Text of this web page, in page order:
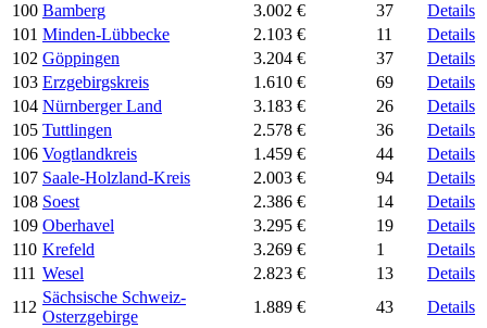
100 Bamberg 3.002 € 37
Details
101 Minden-Lübbecke 2.103 € 11
Details
102 Göppingen 3.204 € 37
Details
103 Erzgebirgskreis 1.610 € 69
Details
104 Nürnberger Land 3.183 € 26
Details
105 Tuttlingen 2.578 € 36
Details
106 Vogtlandkreis 1.459 € 44
Details
107 Saale-Holzland-Kreis 2.003 € 94
Details
108 Soest 2.386 € 14
Details
109 Oberhavel 3.295 € 19
Details
110 Krefeld 3.269 € 1
Details
111 Wesel 2.823 € 13
Details
112
Sächsische Schweiz-
Osterzgebirge
1.889 € 43
Details